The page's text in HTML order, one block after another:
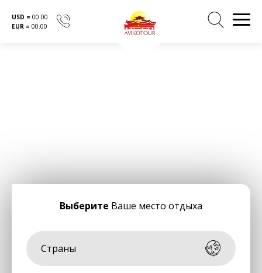
USD = 00.00
EUR = 00.00
Выберите Ваше место отдыха
Страны